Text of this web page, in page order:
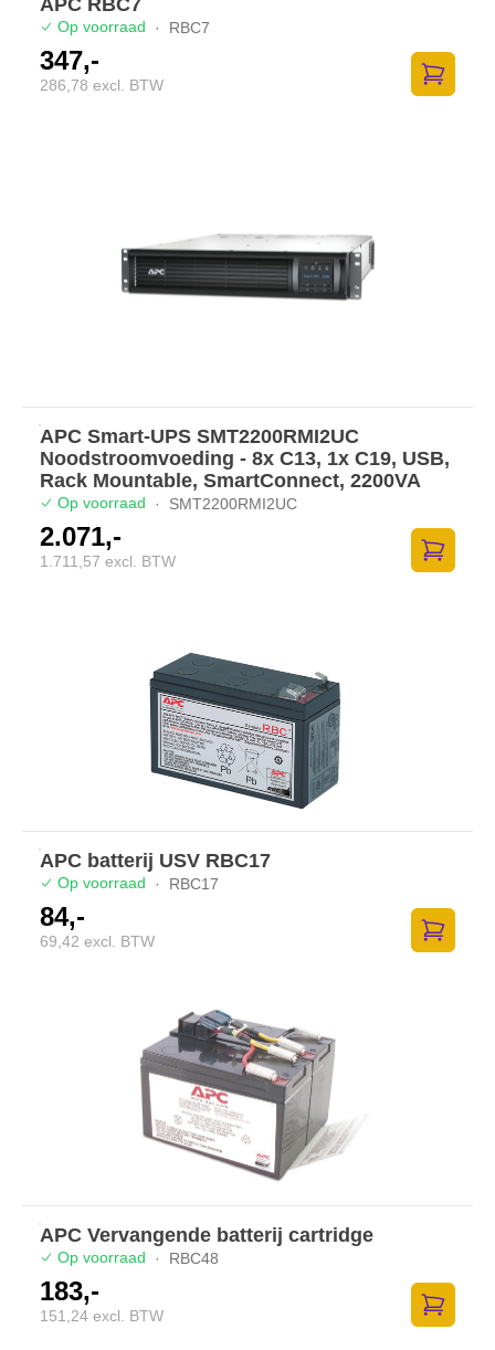
Op voorraad · RBC7
347,-
286,78 excl. BTW
Zum
APC Smart-UPS SMT2200RMI2UC
Noodstroomvoeding - 8x C13, 1x C19, USB,
Rack Mountable, SmartConnect, 2200VA
Op voorraad · SMT2200RMI2UC
2.071,-
1.711,57 excl. BTW
Zum
APC batterij USV RBC17
Op voorraad · RBC17
84,-
69,42 excl. BTW
Zum
APC Vervangende batterij cartridge
Op voorraad · RBC48
183,-
151,24 excl. BTW
Zum